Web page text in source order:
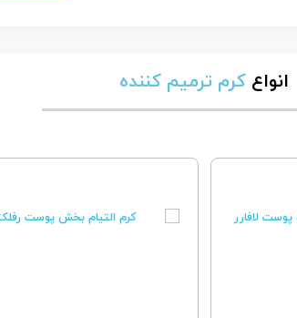
انواع کرم ترمیم کننده